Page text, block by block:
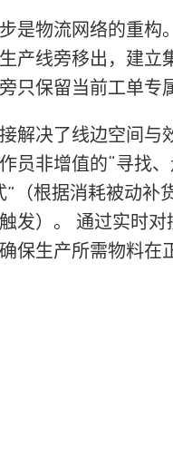
是物流网络的重构
产线旁移出，建立
只保留当前工单专
解决了线边空间与
员非增值的“寻找
”（根据消耗被动补
发）。 通过实时对
保生产所需物料在